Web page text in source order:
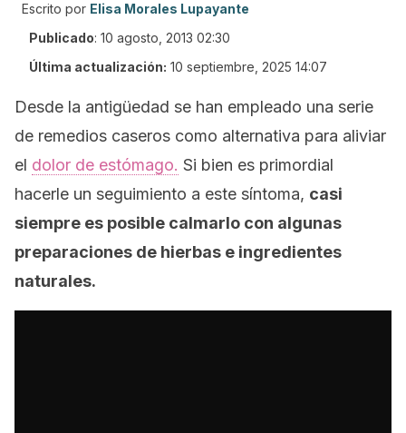
Escrito por Elisa Morales Lupayante
Publicado: 10 agosto, 2013 02:30
Última actualización: 10 septiembre, 2025 14:07
Desde la antigüedad se han empleado una serie
de remedios caseros como alternativa para aliviar
el dolor de estómago. Si bien es primordial
hacerle un seguimiento a este síntoma, casi
siempre es posible calmarlo con algunas
preparaciones de hierbas e ingredientes
naturales.